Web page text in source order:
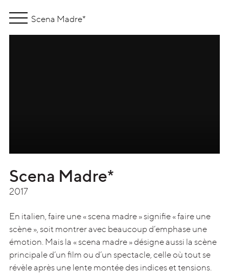
Scena Madre*
Scena Madre*
2017
En italien, faire une « scena madre » signifie « faire une
scène », soit montrer avec beaucoup d’emphase une
émotion. Mais la « scena madre » désigne aussi la scène
principale d’un film ou d’un spectacle, celle où tout se
révèle après une lente montée des indices et tensions.